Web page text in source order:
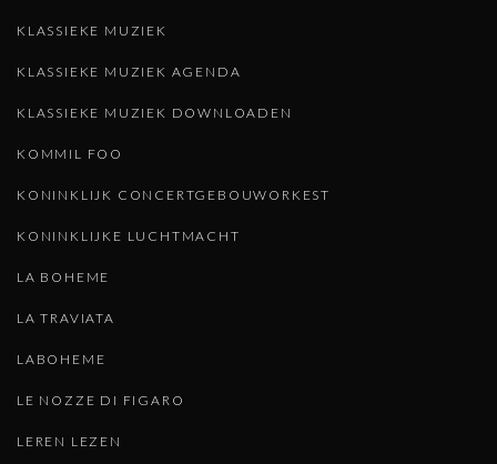
KLASSIEKE MUZIEK
KLASSIEKE MUZIEK AGENDA
KLASSIEKE MUZIEK DOWNLOADEN
KOMMIL FOO
KONINKLIJK CONCERTGEBOUWORKEST
KONINKLIJKE LUCHTMACHT
LA BOHEME
LA TRAVIATA
LABOHEME
LE NOZZE DI FIGARO
LEREN LEZEN